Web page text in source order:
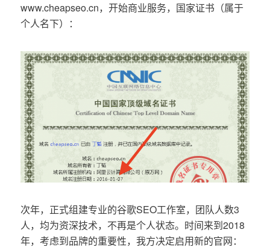
www.cheapseo.cn，开始商业服务，国家证书（属于
个人名下）：
次年，正式组建专业的谷歌SEO工作室，团队人数3
人，均为资深技术，不再是个人状态。时间来到2018
年，考虑到品牌的重要性，我方决定启用新的官网：